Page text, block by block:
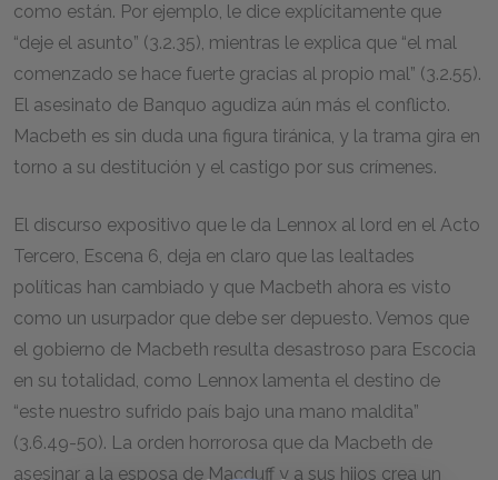
como están. Por ejemplo, le dice explícitamente que
“deje el asunto” (3.2.35), mientras le explica que “el mal
comenzado se hace fuerte gracias al propio mal” (3.2.55).
El asesinato de Banquo agudiza aún más el conflicto.
Macbeth es sin duda una figura tiránica, y la trama gira en
torno a su destitución y el castigo por sus crímenes.
El discurso expositivo que le da Lennox al lord en el Acto
Tercero, Escena 6, deja en claro que las lealtades
políticas han cambiado y que Macbeth ahora es visto
como un usurpador que debe ser depuesto. Vemos que
el gobierno de Macbeth resulta desastroso para Escocia
en su totalidad, como Lennox lamenta el destino de
“este nuestro sufrido país bajo una mano maldita”
(3.6.49-50). La orden horrorosa que da Macbeth de
asesinar a la esposa de Macduff y a sus hijos crea un